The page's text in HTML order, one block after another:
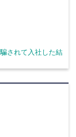
されて入社した結